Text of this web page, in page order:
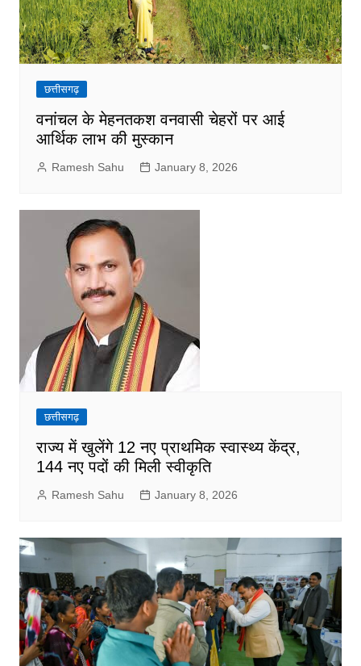
छत्तीसगढ़
वनांचल के मेहनतकश वनवासी चेहरों पर आई
आर्थिक लाभ की मुस्कान
Ramesh Sahu January 8, 2026
छत्तीसगढ़
राज्य में खुलेंगे 12 नए प्राथमिक स्वास्थ्य केंद्र,
144 नए पदों की मिली स्वीकृति
Ramesh Sahu January 8, 2026